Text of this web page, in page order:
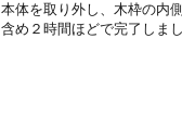
本体を取り外し、木枠の内
含め２時間ほどで完了しま